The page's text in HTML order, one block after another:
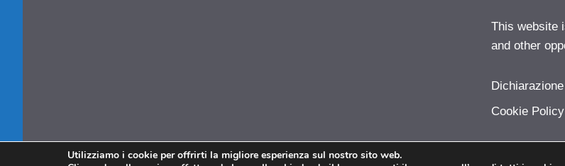
This website
and other
Cookie
Utilizziamo i cookie per offrirti la migliore esperienza sul nostro sito web.